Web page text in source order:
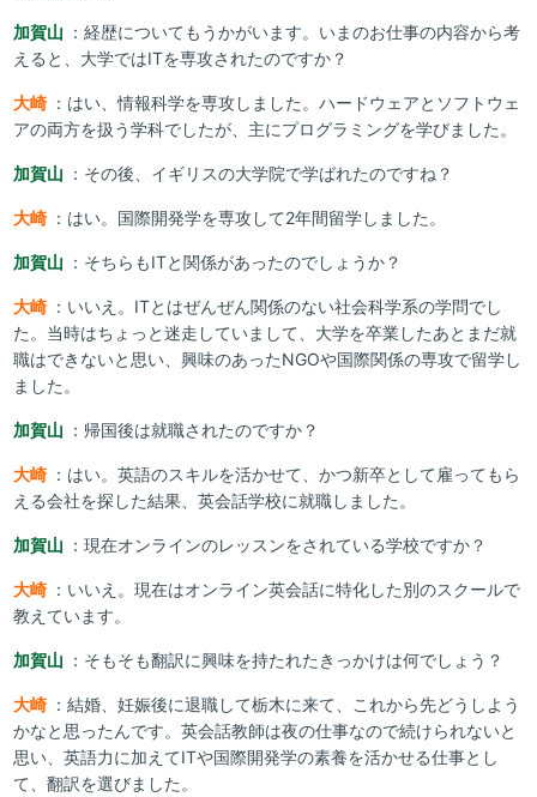
加賀山 ：経歴についてもうかがいます。いまのお仕事の内容から考
えると、大学ではITを専攻されたのですか？
大崎 ：はい、情報科学を専攻しました。ハードウェアとソフトウェ
アの両方を扱う学科でしたが、主にプログラミングを学びました。
加賀山 ：その後、イギリスの大学院で学ばれたのですね？
大崎 ：はい。国際開発学を専攻して2年間留学しました。
加賀山 ：そちらもITと関係があったのでしょうか？
大崎 ：いいえ。ITとはぜんぜん関係のない社会科学系の学問でし
た。当時はちょっと迷走していまして、大学を卒業したあとまだ就
職はできないと思い、興味のあったNGOや国際関係の専攻で留学し
ました。
加賀山 ：帰国後は就職されたのですか？
大崎 ：はい。英語のスキルを活かせて、かつ新卒として雇ってもら
える会社を探した結果、英会話学校に就職しました。
加賀山 ：現在オンラインのレッスンをされている学校ですか？
大崎 ：いいえ。現在はオンライン英会話に特化した別のスクールで
教えています。
加賀山 ：そもそも翻訳に興味を持たれたきっかけは何でしょう？
大崎 ：結婚、妊娠後に退職して栃木に来て、これから先どうしよう
かなと思ったんです。英会話教師は夜の仕事なので続けられないと
思い、英語力に加えてITや国際開発学の素養を活かせる仕事とし
て、翻訳を選びました。